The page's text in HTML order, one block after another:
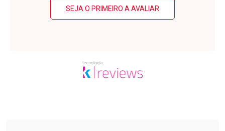
SEJA O PRIMEIRO A AVALIAR